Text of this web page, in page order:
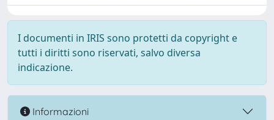
I documenti in IRIS sono protetti da copyright e
tutti i diritti sono riservati, salvo diversa
indicazione.
Informazioni